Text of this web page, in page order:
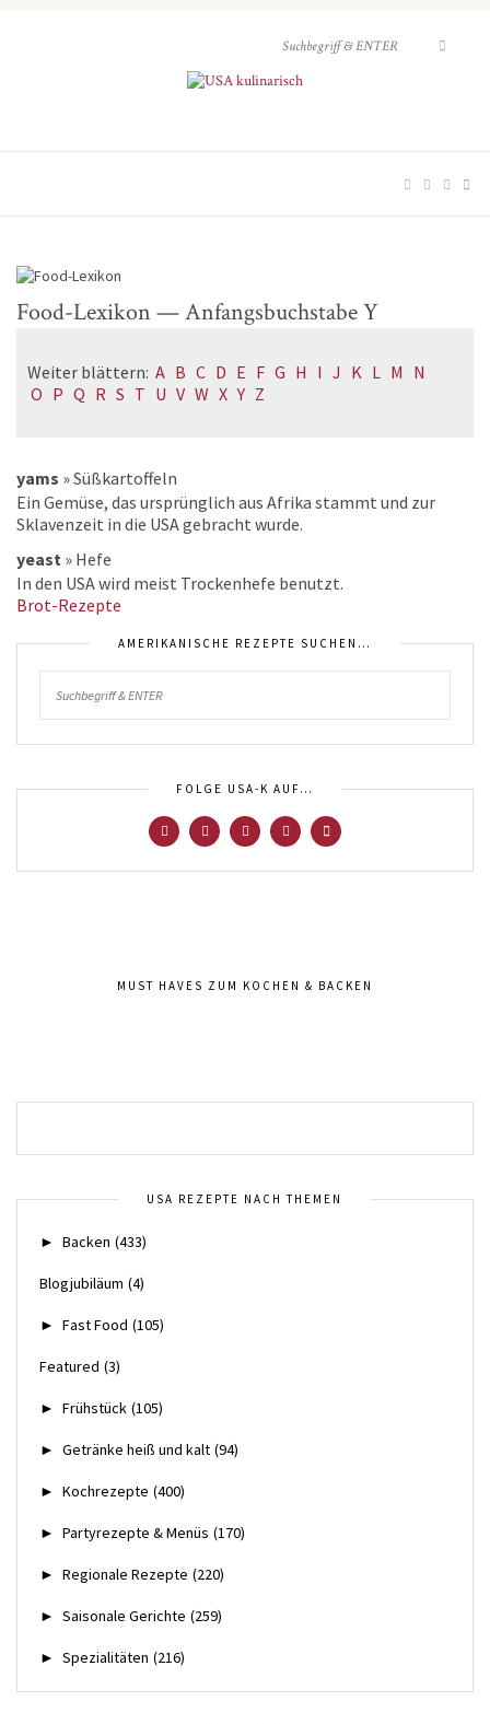
Food-Lexikon — Anfangsbuchstabe Y
Weiter blättern: A B C D E F G H I J K L M N
O P Q R S T U V W X Y Z
yams »Süßkartoffeln
Ein Gemüse, das ursprünglich aus Afrika stammt und zur
Sklavenzeit in die USA gebracht wurde.
yeast » Hefe
In den USA wird meist Trockenhefe benutzt.
Brot-Rezepte
AMERIKANISCHE REZEPTE SUCHEN…
FOLGE USA-K AUF…
MUST HAVES ZUM KOCHEN & BACKEN
USA REZEPTE NACH THEMEN
► Backen (433)
Blogjubiläum (4)
► Fast Food (105)
Featured (3)
► Frühstück (105)
► Getränke heiß und kalt (94)
► Kochrezepte (400)
► Partyrezepte & Menüs (170)
► Regionale Rezepte (220)
► Saisonale Gerichte (259)
► Spezialitäten (216)